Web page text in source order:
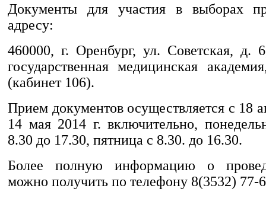
Документы для участия в выборах
адресу:
460000, г. Оренбург, ул. Советская, д.
государственная медицинская
(кабинет 106).
Прием документов осуществляется с 18
14 мая 2014 г. включительно,
8.30 до 17.30, пятница с 8.30. до 16.30.
Более полную информацию о
можно получить по телефону 8(3532) 77-